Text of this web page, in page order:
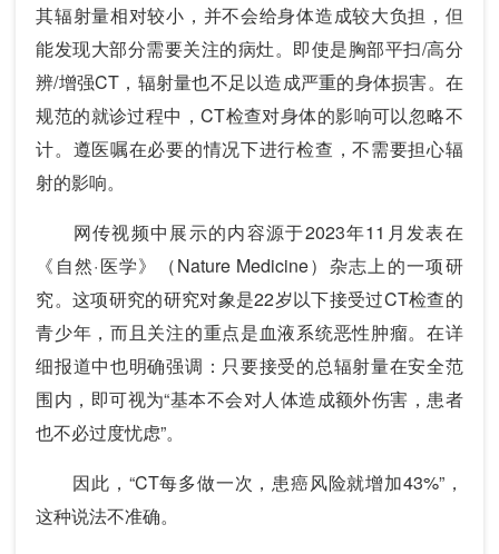
其辐射量相对较小，并不会给身体造成较大负担，但
能发现大部分需要关注的病灶。即使是胸部平扫/高分
辨/增强CT，辐射量也不足以造成严重的身体损害。在
规范的就诊过程中，CT检查对身体的影响可以忽略不
计。遵医嘱在必要的情况下进行检查，不需要担心辐
射的影响。
网传视频中展示的内容源于2023年11月发表在
《自然·医学》（Nature Medicine）杂志上的一项研
究。这项研究的研究对象是22岁以下接受过CT检查的
青少年，而且关注的重点是血液系统恶性肿瘤。在详
细报道中也明确强调：只要接受的总辐射量在安全范
围内，即可视为“基本不会对人体造成额外伤害，患者
也不必过度忧虑”。
因此，“CT每多做一次，患癌风险就增加43%”，
这种说法不准确。